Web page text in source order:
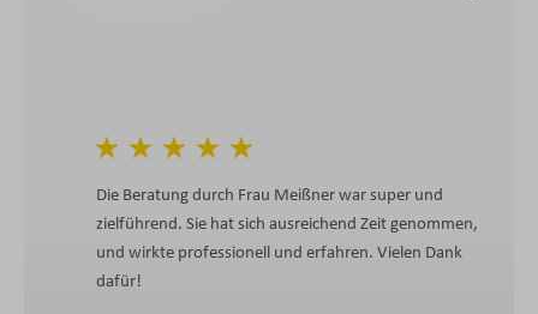
Die Beratung durch Frau Meißner war super und
zielführend. Sie hat sich ausreichend Zeit genommen,
und wirkte professionell und erfahren. Vielen Dank
dafür!